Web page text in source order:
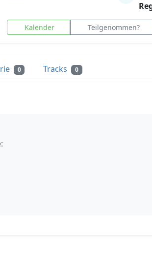
Kalender Teilgenommen?
0 Tracks 0